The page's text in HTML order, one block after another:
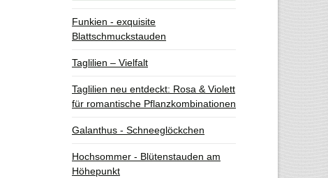
Funkien - exquisite
Blattschmuckstauden
Taglilien – Vielfalt
Taglilien neu entdeckt: Rosa & Violett
für romantische Pflanzkombinationen
Galanthus - Schneeglöckchen
Hochsommer - Blütenstauden am
Höhepunkt